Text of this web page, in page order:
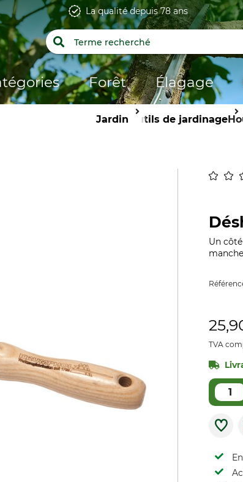
La qualité depuis 78 ans
Forêt Élagage
Jardin Outils de jardinage
Un
TVA